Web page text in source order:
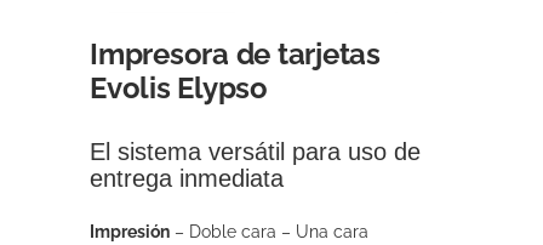
Impresora de tarjetas
Evolis Elypso
El sistema versátil para uso de
entrega inmediata
Impresión – Doble cara – Una cara